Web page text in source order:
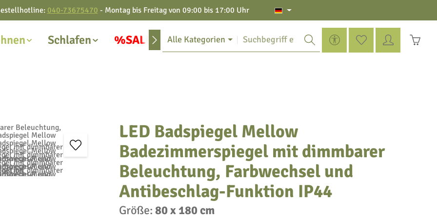
040-73675470 - Montag bis Freitag von 09:00 bis 17:00 Uhr
Schlafen %SALE% Alle Kategorien
Werkzeugleiste anzeigen
Du hast 0 Produkte auf
LED Badspiegel Mellow
Badezimmerspiegel mit dimmbarer
Beleuchtung, Farbwechsel und
Antibeschlag-Funktion IP44
Größe: 80 x 180 cm